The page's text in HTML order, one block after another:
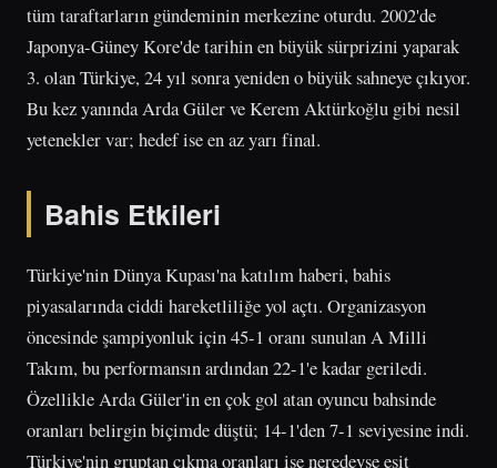
tüm taraftarların gündeminin merkezine oturdu. 2002'de
Japonya-Güney Kore'de tarihin en büyük sürprizini yaparak
3. olan Türkiye, 24 yıl sonra yeniden o büyük sahneye çıkıyor.
Bu kez yanında Arda Güler ve Kerem Aktürkoğlu gibi nesil
yetenekler var; hedef ise en az yarı final.
Bahis Etkileri
Türkiye'nin Dünya Kupası'na katılım haberi, bahis
piyasalarında ciddi hareketliliğe yol açtı. Organizasyon
öncesinde şampiyonluk için 45-1 oranı sunulan A Milli
Takım, bu performansın ardından 22-1'e kadar geriledi.
Özellikle Arda Güler'in en çok gol atan oyuncu bahsinde
oranları belirgin biçimde düştü; 14-1'den 7-1 seviyesine indi.
Türkiye'nin gruptan çıkma oranları ise neredeyse eşit